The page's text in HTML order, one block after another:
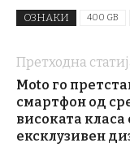
ОЗНАКИ 400 GB
Претходна
Moto го
смартфон од
високата класа
ексклузивен